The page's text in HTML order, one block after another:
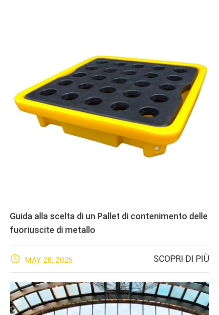
Guida alla scelta di un Pallet di contenimento delle
fuoriuscite di metallo
 MAY 28, 2025 SCOPRI DI PIÙ